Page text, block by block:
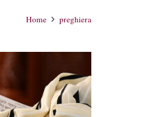
Home preghiera